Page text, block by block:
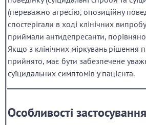
(переважно агресію, опозиційну
спостерігали в ході клінічних
приймали антидепресанти,
Якщо з клінічних міркувань рішення
прийнято, має бути забезпечене
суїцидальних симптомів у пацієнта.
Особливості застосування